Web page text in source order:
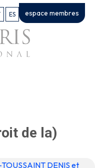
ES espace membres
de la)